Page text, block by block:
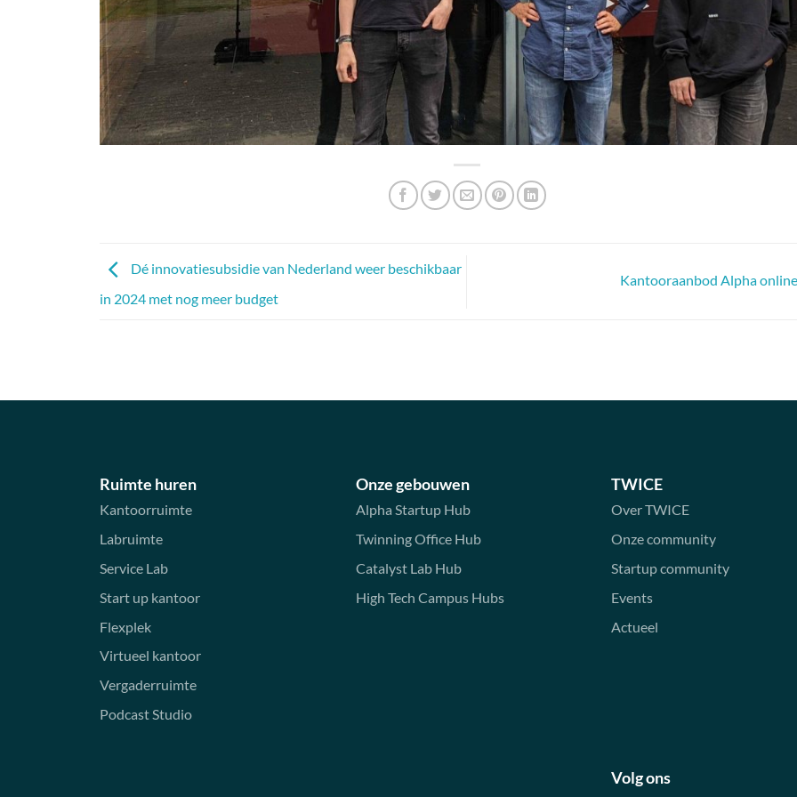
Dé innovatiesubsidie van Nederland weer beschikbaar
in 2024 met nog meer budget
Kantooraanbod Alpha
Ruimte huren
Kantoorruimte
Labruimte
Service Lab
Start up kantoor
Flexplek
Virtueel kantoor
Vergaderruimte
Podcast Studio
Onze gebouwen
Alpha Startup Hub
Twinning Office Hub
Catalyst Lab Hub
High Tech Campus Hubs
TWICE
Over TWICE
Onze community
Startup community
Events
Actueel
Volg ons